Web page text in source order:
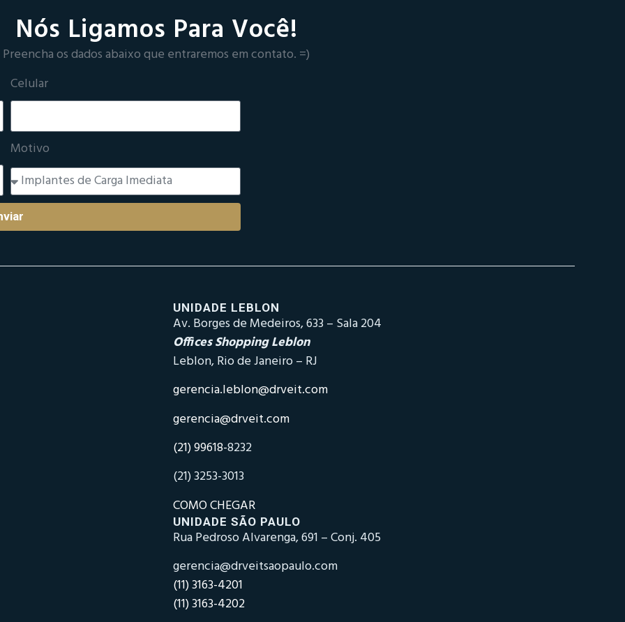
Nós Ligamos Para Você!
Preencha os dados abaixo que entraremos em contato. =)
Celular
Motivo
UNIDADE LEBLON
Av. Borges de Medeiros, 633 – Sala 204
Offices Shopping Leblon
Leblon, Rio de Janeiro – RJ
gerencia.leblon@drveit.com
gerencia@drveit.com
(21) 99618-8232
(21) 3253-3013
COMO CHEGAR
UNIDADE SÃO PAULO
Rua Pedroso Alvarenga, 691 – Conj. 405
gerencia@drveitsaopaulo.com
(11) 3163-4201
(11) 3163-4202